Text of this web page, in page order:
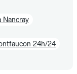
Nancray
24h/24